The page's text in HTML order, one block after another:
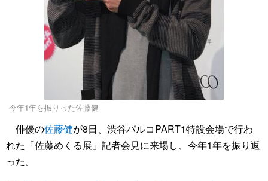
今年1年を振りった佐藤健
俳優の佐藤健が8日、渋谷パルコPART1特設会場で行わ
れた「佐藤めくる展」記者会見に来場し、今年1年を振り返
った。